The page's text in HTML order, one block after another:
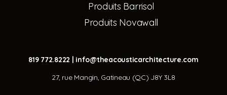
Produits Barrisol
Produits Novawall
819 772.8222
info@theacousticarchitecture.com
27, rue Mangin, Gatineau (QC) J8Y 3L8